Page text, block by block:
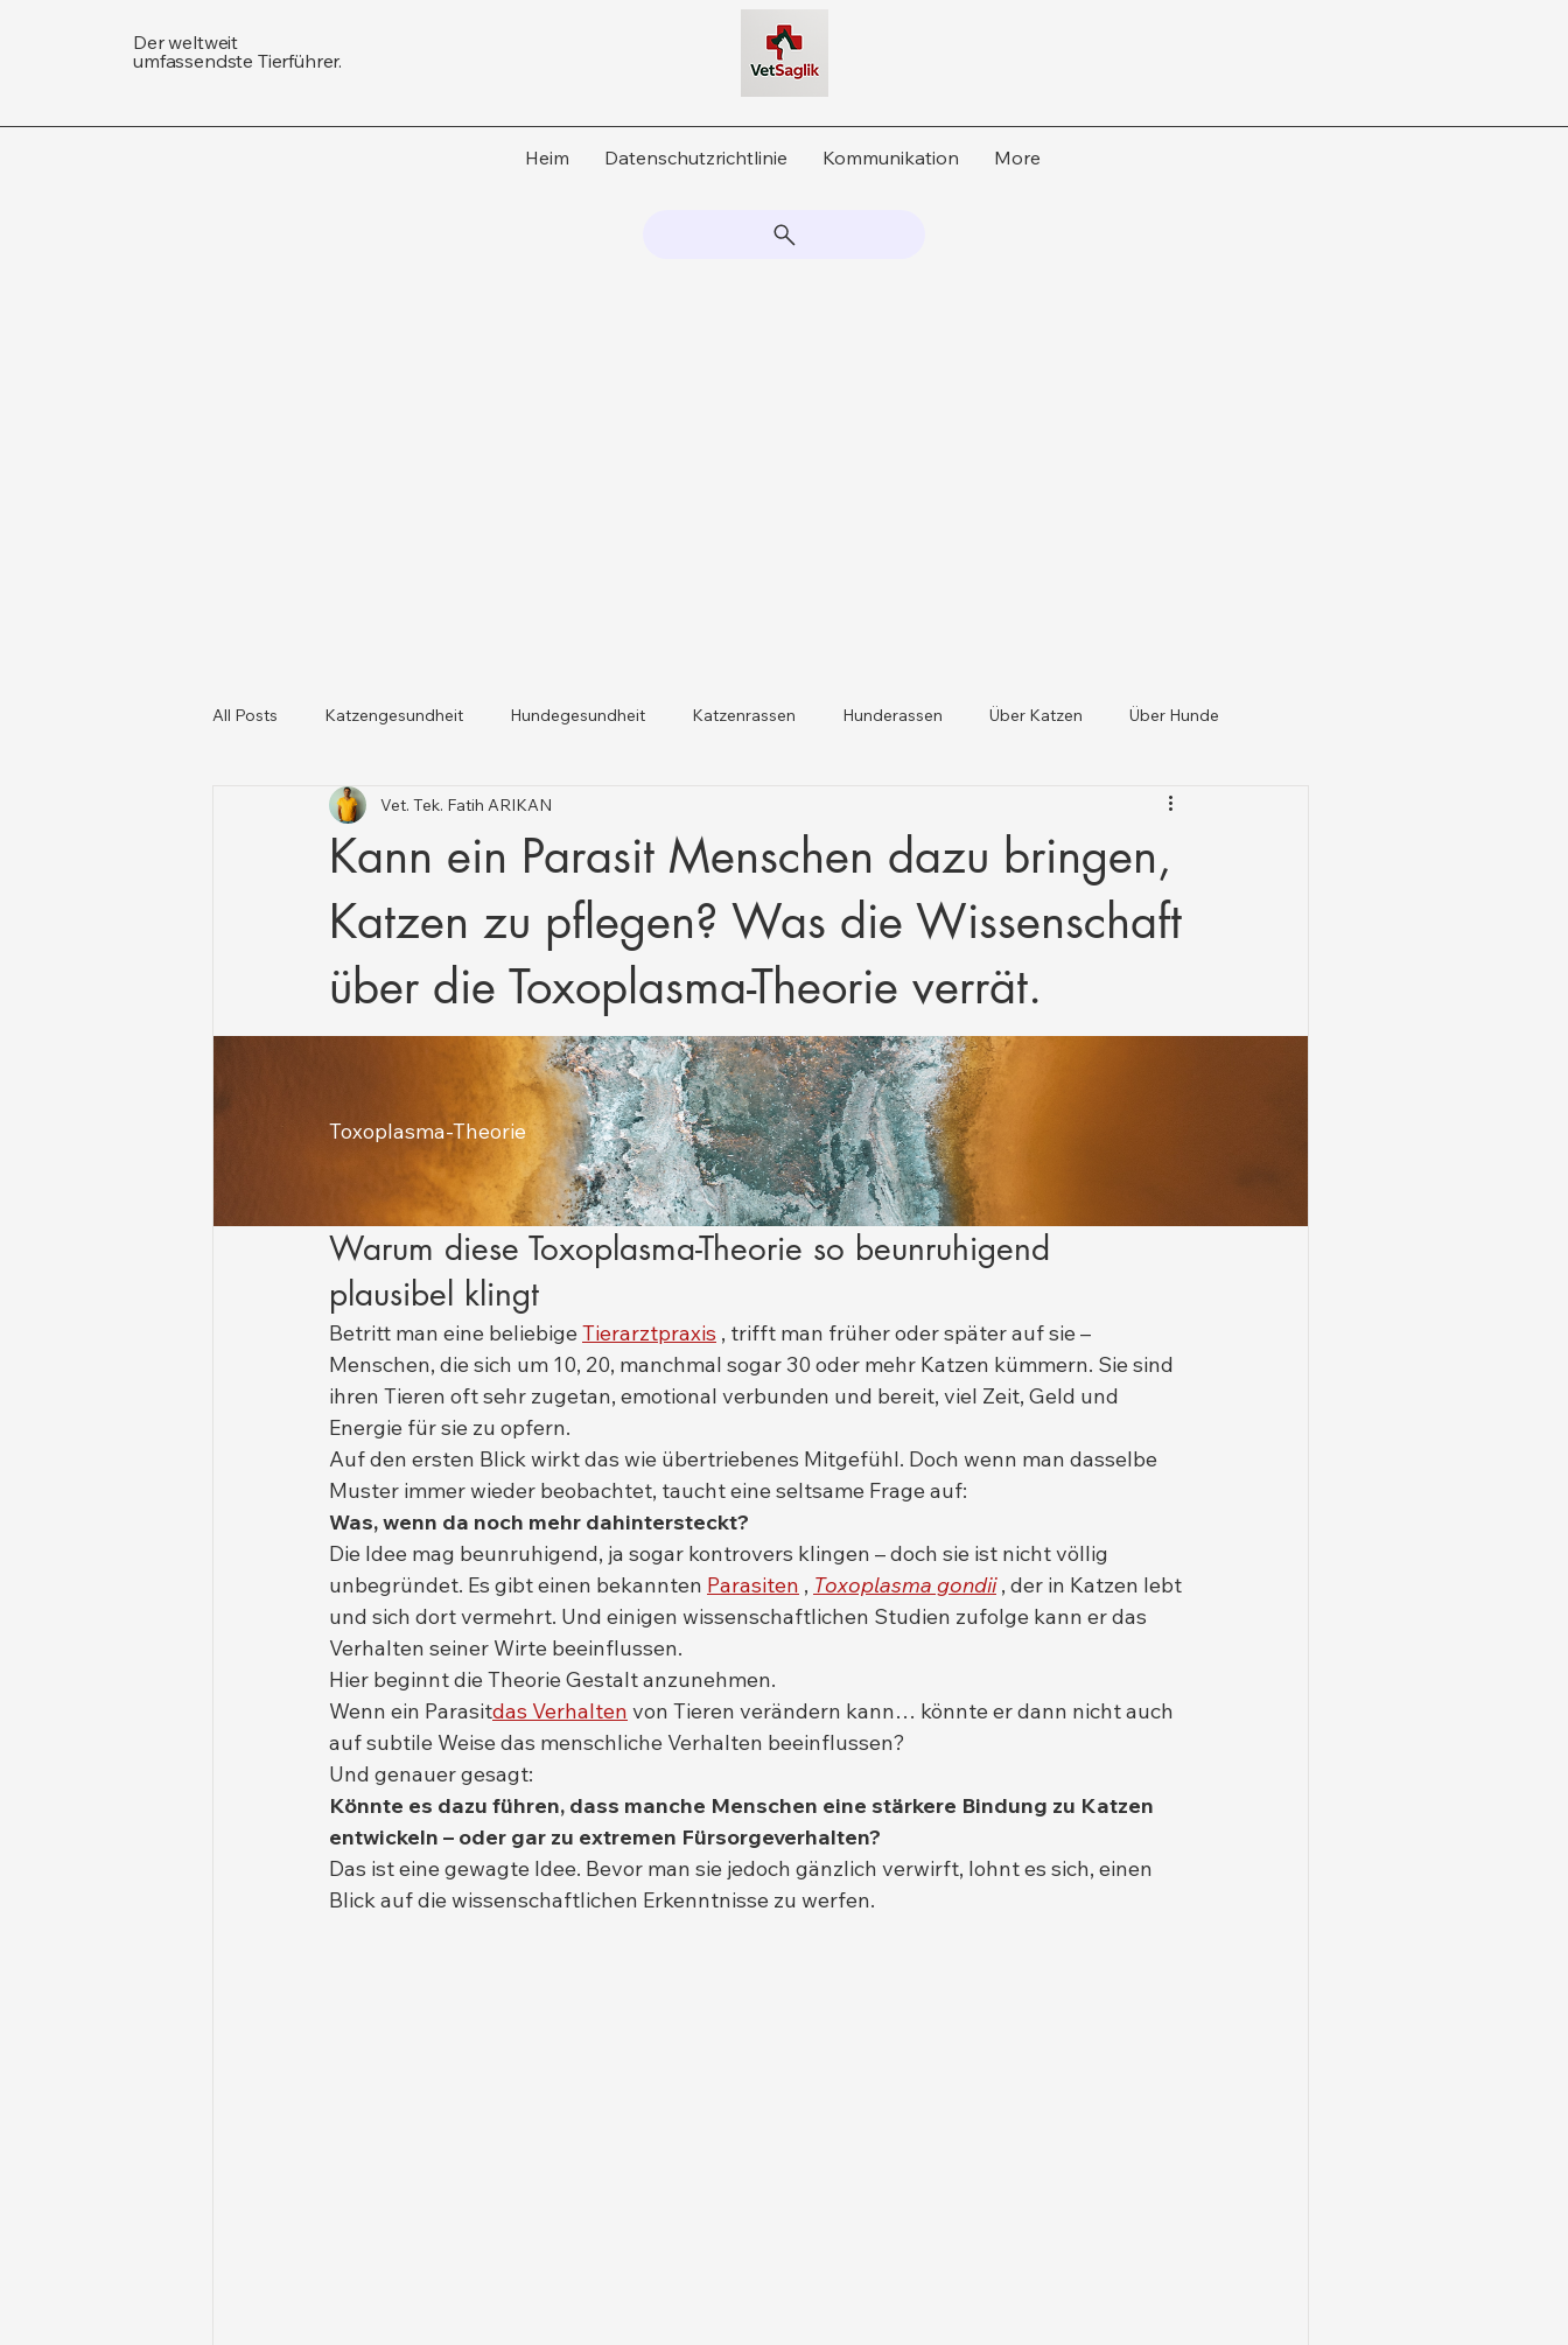
Der weltweit
umfassendste Tierführer.
Heim Datenschutzrichtlinie Kommunikation More
All Posts Katzengesundheit Hundegesundheit Katzenrassen Hunderassen Über Katzen Über Hunde
Katzen und Hunde Tiergesundheit und Gesetzesaktualis
Kann ein Parasit Menschen dazu bringen,
Katzen zu pflegen? Was die Wissenschaft
über die Toxoplasma-Theorie verrät.
Vet. Tek. Fatih ARIKAN
Toxoplasma-Theorie
Warum diese Toxoplasma-Theorie so beunruhigend
plausibel klingt
Betritt man eine beliebige Tierarztpraxis , trifft man früher oder später auf sie –
Menschen, die sich um 10, 20, manchmal sogar 30 oder mehr Katzen kümmern. Sie sind
ihren Tieren oft sehr zugetan, emotional verbunden und bereit, viel Zeit, Geld und
Energie für sie zu opfern.
Auf den ersten Blick wirkt das wie übertriebenes Mitgefühl. Doch wenn man dasselbe
Muster immer wieder beobachtet, taucht eine seltsame Frage auf:
Was, wenn da noch mehr dahintersteckt?
Die Idee mag beunruhigend, ja sogar kontrovers klingen – doch sie ist nicht völlig
unbegründet. Es gibt einen bekannten Parasiten , Toxoplasma gondii , der in Katzen lebt
und sich dort vermehrt. Und einigen wissenschaftlichen Studien zufolge kann er das
Verhalten seiner Wirte beeinflussen.
Hier beginnt die Theorie Gestalt anzunehmen.
Wenn ein Parasitdas Verhalten von Tieren verändern kann… könnte er dann nicht auch
auf subtile Weise das menschliche Verhalten beeinflussen?
Und genauer gesagt:
Könnte es dazu führen, dass manche Menschen eine stärkere Bindung zu Katzen
entwickeln – oder gar zu extremen Fürsorgeverhalten?
Das ist eine gewagte Idee. Bevor man sie jedoch gänzlich verwirft, lohnt es sich, einen
Blick auf die wissenschaftlichen Erkenntnisse zu werfen.